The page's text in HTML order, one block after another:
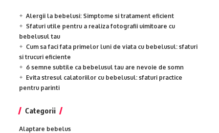
Alergii la bebelusi: Simptome si tratament eficient
Sfaturi utile pentru a realiza fotografii uimitoare cu
bebelusul tau
Cum sa faci fata primelor luni de viata cu bebelusul: sfaturi
si trucuri eficiente
6 semne subtile ca bebelusul tau are nevoie de somn
Evita stresul calatoriilor cu bebelusul: sfaturi practice
pentru parinti
Categorii
Alaptare bebelus